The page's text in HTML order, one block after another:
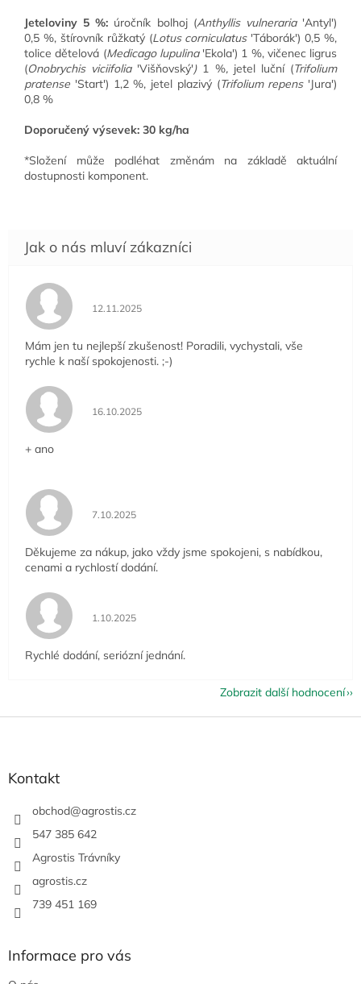
Jeteloviny 5 %: úročník bolhoj (Anthyllis vulneraria 'Antyl')
0,5 %, štírovník růžkatý (Lotus corniculatus 'Táborák') 0,5 %,
tolice dětelová (Medicago lupulina 'Ekola') 1 %, vičenec ligrus
(Onobrychis viciifolia 'Višňovský') 1 %,jetel luční (Trifolium
pratense 'Start') 1,2 %, jetel plazivý (Trifolium repens 'Jura')
0,8 %
Doporučený výsevek: 30 kg/ha
*Složení může podléhat změnám na základě aktuální
dostupnosti komponent.
Hodnocení obchodu je 5 z 5 hvězdiček.
12.11.2025
Mám jen tu nejlepší zkušenost! Poradili, vychystali, vše
rychle k naší spokojenosti. ;-)
Hodnocení obchodu je 5 z 5 hvězdiček.
16.10.2025
+ ano
Hodnocení obchodu je 5 z 5 hvězdiček.
7.10.2025
Děkujeme za nákup, jako vždy jsme spokojeni, s nabídkou,
cenami a rychlostí dodání.
Hodnocení obchodu je 5 z 5 hvězdiček.
1.10.2025
Rychlé dodání, seriózní jednání.
Zobrazit další hodnocení
Z
Kontakt
obchod@agrostis.cz
547 385 642
Agrostis Trávníky
agrostis.cz
739 451 169
Informace pro vás